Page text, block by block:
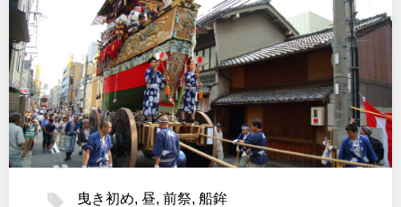
曳き初め, 昼, 前祭, 船鉾